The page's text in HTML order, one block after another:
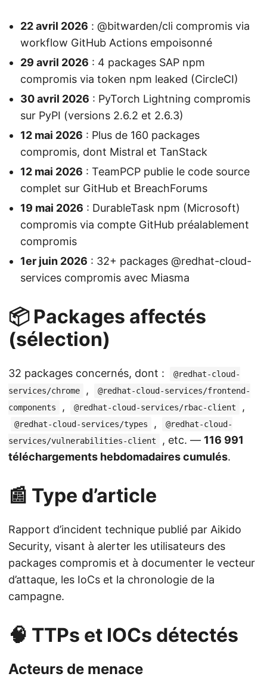
22 avril 2026 : @bitwarden/cli compromis via
workflow GitHub Actions empoisonné
29 avril 2026 : 4 packages SAP npm
compromis via token npm leaked (CircleCI)
30 avril 2026 : PyTorch Lightning compromis
sur PyPI (versions 2.6.2 et 2.6.3)
12 mai 2026 : Plus de 160 packages
compromis, dont Mistral et TanStack
12 mai 2026 : TeamPCP publie le code source
complet sur GitHub et BreachForums
19 mai 2026 : DurableTask npm (Microsoft)
compromis via compte GitHub préalablement
compromis
1er juin 2026 : 32+ packages @redhat-cloud-
services compromis avec Miasma
📦 Packages affectés
(sélection)
32 packages concernés, dont :
@redhat-cloud-
services/chrome
,
@redhat-cloud-services/frontend-
components
, @redhat-cloud-services/rbac-client ,
@redhat-cloud-services/types ,
@redhat-cloud-
services/vulnerabilities-client
, etc. — 116 991
téléchargements hebdomadaires cumulés.
📰 Type d’article
Rapport d’incident technique publié par Aikido
Security, visant à alerter les utilisateurs des
packages compromis et à documenter le vecteur
d’attaque, les IoCs et la chronologie de la
campagne.
🧠 TTPs et IOCs détectés
Acteurs de menace